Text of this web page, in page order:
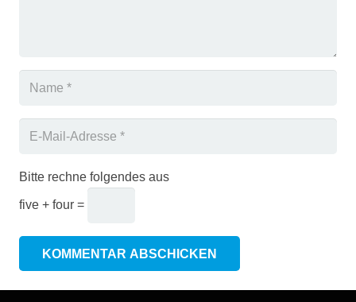
Bitte rechne folgendes aus
five + four =
KOMMENTAR ABSCHICKEN